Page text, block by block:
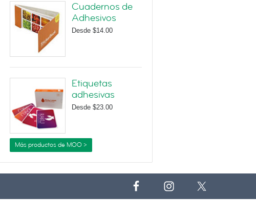
Cuadernos de
Adhesivos
Desde $14.00
Etiquetas
adhesivas
Desde $23.00
Más productos de MOO >